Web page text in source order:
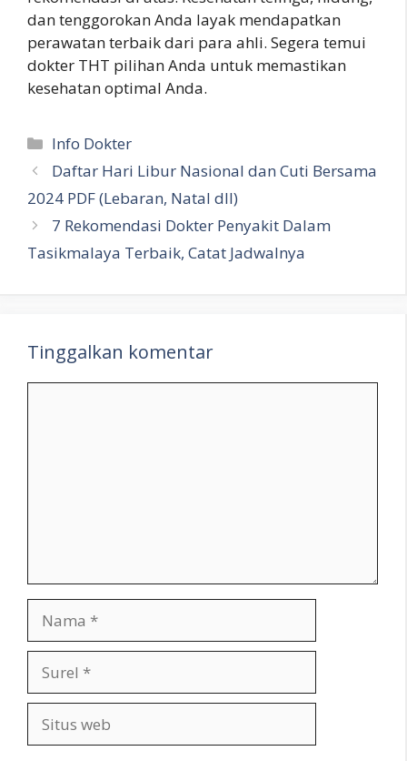
dan tenggorokan Anda layak mendapatkan
perawatan terbaik dari para ahli. Segera temui
dokter THT pilihan Anda untuk memastikan
kesehatan optimal Anda.
Kategori
Info Dokter
Daftar Hari Libur Nasional dan Cuti Bersama
2024 PDF (Lebaran, Natal dll)
7 Rekomendasi Dokter Penyakit Dalam
Tasikmalaya Terbaik, Catat Jadwalnya
Tinggalkan komentar
web